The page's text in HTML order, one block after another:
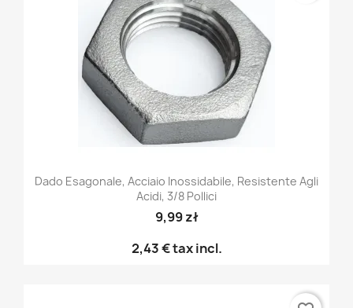
Dado Esagonale, Acciaio Inossidabile, Resistente Agli
Acidi, 3/8 Pollici
9,99 zł
2,43 €tax incl.